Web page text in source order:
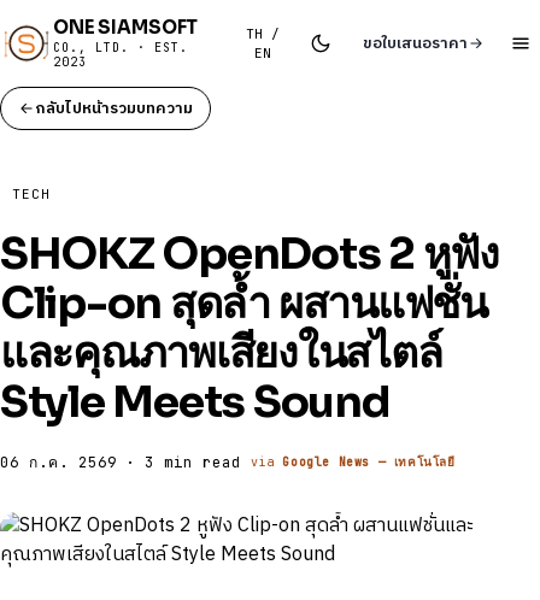
ONE SIAMSOFT
CO., LTD. · EST.
2023
TH /
EN
ขอใบเสนอราคา
กลับไปหน้ารวมบทความ
TECH
SHOKZ OpenDots 2 หูฟัง
Clip-on สุดล้ำ ผสานแฟชั่น
และคุณภาพเสียงในสไตล์
Style Meets Sound
06 ก.ค. 2569 · 3 min read viaGoogle News — เทคโนโลยี